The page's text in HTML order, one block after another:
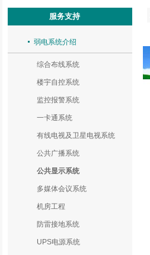
服务支持
弱电系统介绍
综合布线系统
楼宇自控系统
监控报警系统
一卡通系统
有线电视及卫星电视系统
公共广播系统
公共显示系统
多媒体会议系统
机房工程
防雷接地系统
UPS电源系统